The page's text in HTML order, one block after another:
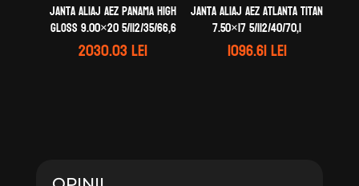
Janta aliaj AEZ Panama high
gloss 9.00×20 5/112/35/66,6
2030.03lei
Janta aliaj AEZ Atlanta titan
7.50×17 5/112/40/70,1
1096.61lei